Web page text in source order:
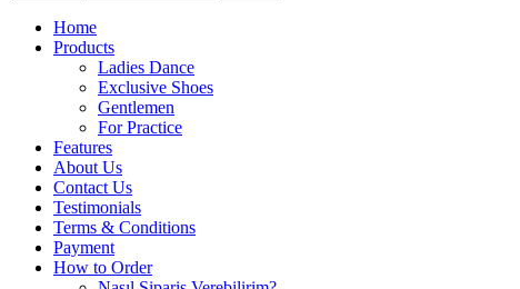
Home
Products
Ladies Dance
Exclusive Shoes
Gentlemen
For Practice
Features
About Us
Contact Us
Testimonials
Terms & Conditions
Payment
How to Order